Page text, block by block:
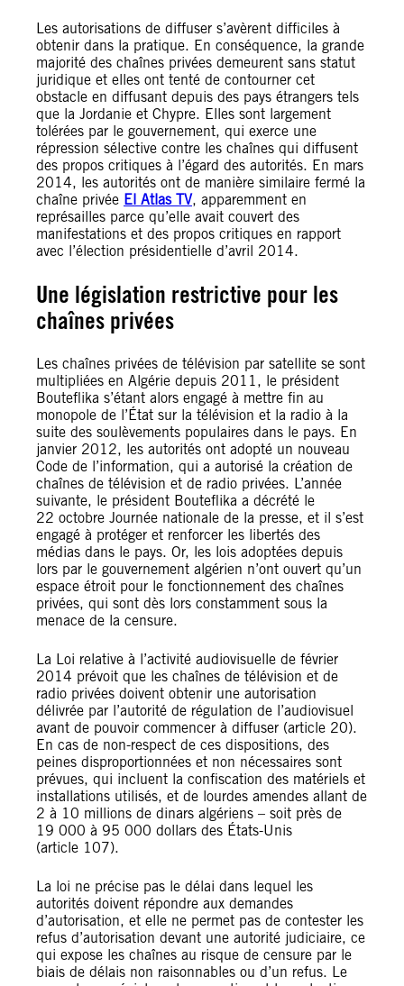
Les autorisations de diffuser s’avèrent difficiles à
obtenir dans la pratique. En conséquence, la grande
majorité des chaînes privées demeurent sans statut
juridique et elles ont tenté de contourner cet
obstacle en diffusant depuis des pays étrangers tels
que la Jordanie et Chypre. Elles sont largement
tolérées par le gouvernement, qui exerce une
répression sélective contre les chaînes qui diffusent
des propos critiques à l’égard des autorités. En mars
2014, les autorités ont de manière similaire fermé la
chaîne privée El Atlas TV, apparemment en
représailles parce qu’elle avait couvert des
manifestations et des propos critiques en rapport
avec l’élection présidentielle d’avril 2014.
Une législation restrictive pour les
chaînes privées
Les chaînes privées de télévision par satellite se sont
multipliées en Algérie depuis 2011, le président
Bouteflika s’étant alors engagé à mettre fin au
monopole de l’État sur la télévision et la radio à la
suite des soulèvements populaires dans le pays. En
janvier 2012, les autorités ont adopté un nouveau
Code de l’information, qui a autorisé la création de
chaînes de télévision et de radio privées. L’année
suivante, le président Bouteflika a décrété le
22 octobre Journée nationale de la presse, et il s’est
engagé à protéger et renforcer les libertés des
médias dans le pays. Or, les lois adoptées depuis
lors par le gouvernement algérien n’ont ouvert qu’un
espace étroit pour le fonctionnement des chaînes
privées, qui sont dès lors constamment sous la
menace de la censure.
La Loi relative à l’activité audiovisuelle de février
2014 prévoit que les chaînes de télévision et de
radio privées doivent obtenir une autorisation
délivrée par l’autorité de régulation de l’audiovisuel
avant de pouvoir commencer à diffuser (article 20).
En cas de non-respect de ces dispositions, des
peines disproportionnées et non nécessaires sont
prévues, qui incluent la confiscation des matériels et
installations utilisés, et de lourdes amendes allant de
2 à 10 millions de dinars algériens – soit près de
19 000 à 95 000 dollars des États-Unis
(article 107).
La loi ne précise pas le délai dans lequel les
autorités doivent répondre aux demandes
d’autorisation, et elle ne permet pas de contester les
refus d’autorisation devant une autorité judiciaire, ce
qui expose les chaînes au risque de censure par le
biais de délais non raisonnables ou d’un refus. Le